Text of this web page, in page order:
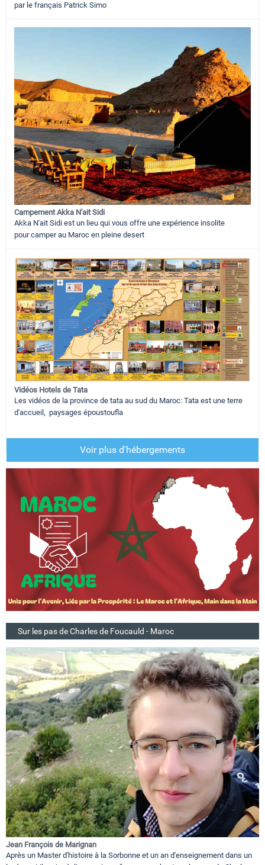
par le français Patrick Simo
Campement Akka N'ait Sidi
Akka N'ait Sidi est un lieu qui vous offre une expérience insolite
pour camper au Maroc en pleine desert
Vidéos Hotels de Tata
Les vidéos de la province de tata au sud du Maroc: Tata est une terre
d'accueil, paysages époustoufla
Voir plus d'hébergements
Sur les pas de Charles de Foucauld - Maroc
Jean François de Marignan
Après un Master d'histoire à la Sorbonne et un an d'enseignement dans un